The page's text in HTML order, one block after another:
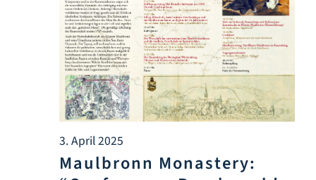
3. April 2025
Maulbronn Monastery: